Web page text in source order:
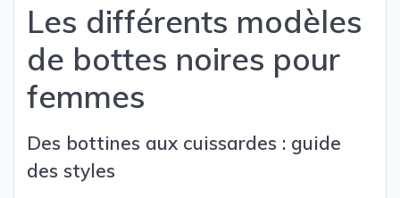
Les différents modèles
de bottes noires pour
femmes
Des bottines aux cuissardes : guide
des styles